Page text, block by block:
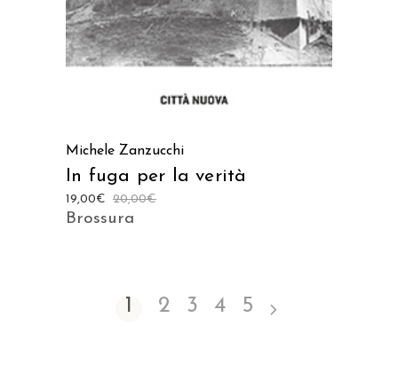
Michele Zanzucchi
In fuga per la verità
20,00€
19,00€
Brossura
1 2 3 4 5